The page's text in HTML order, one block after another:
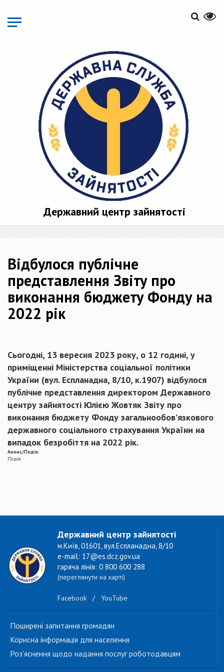
основного
матеріалу
Державний центр зайнятості
Відбулося публічне
представлення Звіту про
виконання бюджету Фонду на
2022 рік
Сьогодні, 13 вересня 2023 року, о 12 годині, у
приміщенні Міністерства соціальної політики
України (вул. Еспланадна, 8/10, к.1907) відбулося
публічне представлення директором Державного
центру зайнятості Юлією Жовтяк Звіту про
виконання бюджету Фонду загальнообов’язкового
державного соціального страхування України на
випадок безробіття на 2022 рік.
Анонс/Подія:
Подія
Державний центр зайнятості
м.Київ, 01601, вул.Еспланадна, 8/10
e-mail: 17@es.dcz.gov.ua
гаряча лінія: 0 800 600 288
(переглянути на карті)
Facebook / YouTube
Поширені запитання громадян
Корисна інформація для населення
Роз'яснення щодо надання послуг роботодавцям